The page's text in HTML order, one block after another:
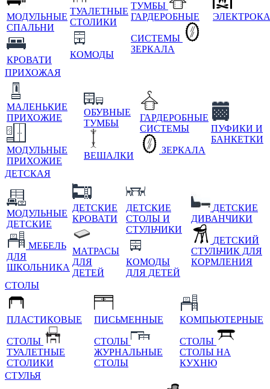
МОДУЛЬНЫЕ
СПАЛЬНИ
КРОВАТИ
ТУАЛЕТНЫЕ
СТОЛИКИ
КОМОДЫ
ТУМБЫ
ГАРДЕРОБНЫЕ
СИСТЕМЫ
ЗЕРКАЛА
ПРИХОЖАЯ
МАЛЕНЬКИЕ
ПРИХОЖИЕ
МОДУЛЬНЫЕ
ПРИХОЖИЕ
ОБУВНЫЕ
ТУМБЫ
ВЕШАЛКИ
ГАРДЕРОБНЫЕ
СИСТЕМЫ
ЗЕРКАЛА
ПУФИКИ И
БАНКЕТКИ
ДЕТСКАЯ
МОДУЛЬНЫЕ
ДЕТСКИЕ
МЕБЕЛЬ
ДЛЯ
ШКОЛЬНИКА
ДЕТСКИЕ
КРОВАТИ
МАТРАСЫ
ДЛЯ
ДЕТЕЙ
ДЕТСКИЕ
СТОЛЫ И
СТУЛЬЧИКИ
КОМОДЫ
ДЛЯ ДЕТЕЙ
ДЕТСКИЕ
ДИВАНЧИКИ
ДЕТСКИЙ
СТУЛЬЧИК ДЛЯ
КОРМЛЕНИЯ
СТОЛЫ
ПЛАСТИКОВЫЕ
СТОЛЫ
ТУАЛЕТНЫЕ
СТОЛИКИ
ПИСЬМЕННЫЕ
СТОЛЫ
ЖУРНАЛЬНЫЕ
СТОЛЫ
КОМПЬЮТЕРНЫЕ
СТОЛЫ
СТОЛЫ НА
КУХНЮ
СТУЛЬЯ